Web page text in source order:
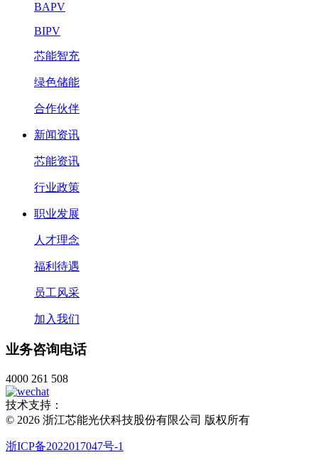
BAPV
BIPV
芯能智充
绿色储能
合作伙伴
新闻资讯
芯能资讯
行业政策
职业发展
人才理念
福利待遇
员工风采
加入我们
业务咨询电话
4000 261 508
技术支持：
© 2026 浙江芯能光伏科技股份有限公司 版权所有
浙ICP备2022017047号-1